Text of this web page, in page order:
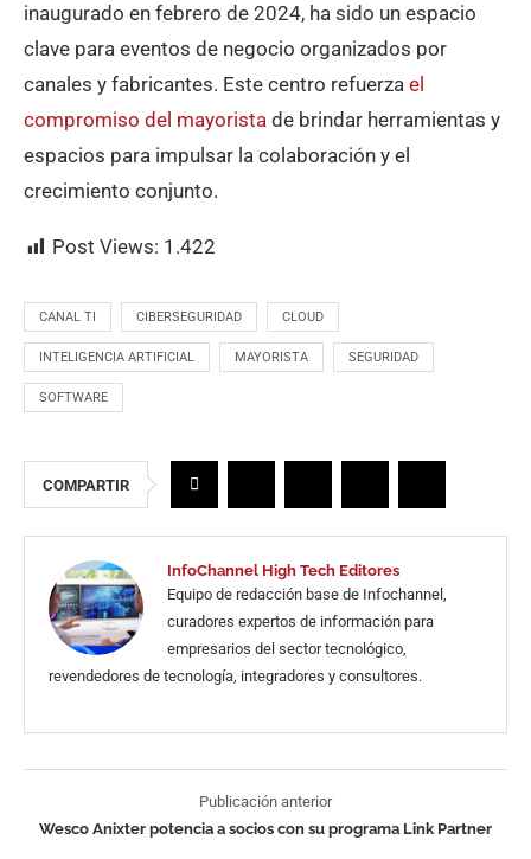
inaugurado en febrero de 2024, ha sido un espacio
clave para eventos de negocio organizados por
canales y fabricantes. Este centro refuerza el
compromiso del mayorista de brindar herramientas y
espacios para impulsar la colaboración y el
crecimiento conjunto.
Post Views: 1.422
CANAL TI CIBERSEGURIDAD CLOUD
INTELIGENCIA ARTIFICIAL MAYORISTA SEGURIDAD
SOFTWARE
COMPARTIR
InfoChannel High Tech Editores
Equipo de redacción base de Infochannel,
curadores expertos de información para
empresarios del sector tecnológico,
revendedores de tecnología, integradores y consultores.
Publicación anterior
Wesco Anixter potencia a socios con su programa Link Partner